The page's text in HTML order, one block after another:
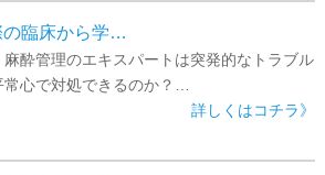
の臨床から学…
麻酔管理のエキスパートは突発的なトラブル
常心で対処できるのか？…
詳しくはコチラ》